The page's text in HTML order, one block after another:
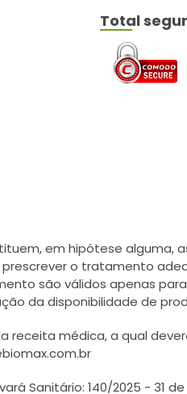
Total
em hipótese alguma,
o tratamento
são válidos apenas
da disponibilidade de
médica, a qual
Sanitário: 140/2025 - 31